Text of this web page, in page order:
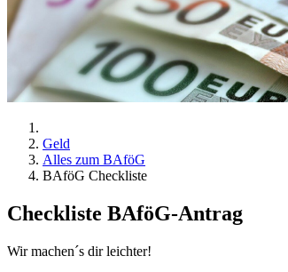
Geld
Alles zum BAföG
BAföG Checkliste
Checkliste BAföG-Antrag
Wir machen´s dir leichter!